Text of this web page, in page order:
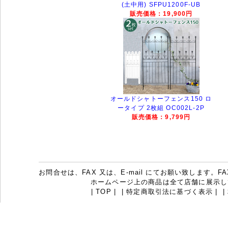
(土中用) SFPU1200F-UB
販売価格：19,900円
オールドシャトーフェンス150 ロ
ータイプ 2枚組 OC002L-2P
販売価格：9,799円
お問合せは、FAX 又は、E-mail にてお願い致します。
ホームページ上の商品は全て店舗に展示
|TOP |特定商取引法に基づく表示 |